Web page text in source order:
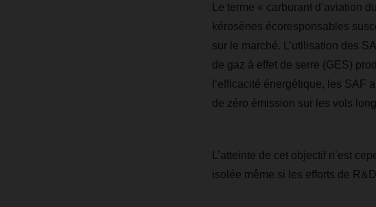
Le terme « carburant d’aviation
kérosènes écoresponsables
sur le marché. L’utilisation des
de gaz à effet de serre (GES)
l’efficacité énergétique, les SAF
de zéro émission sur les vols
L’atteinte de cet objectif n’est
isolée même si les efforts de